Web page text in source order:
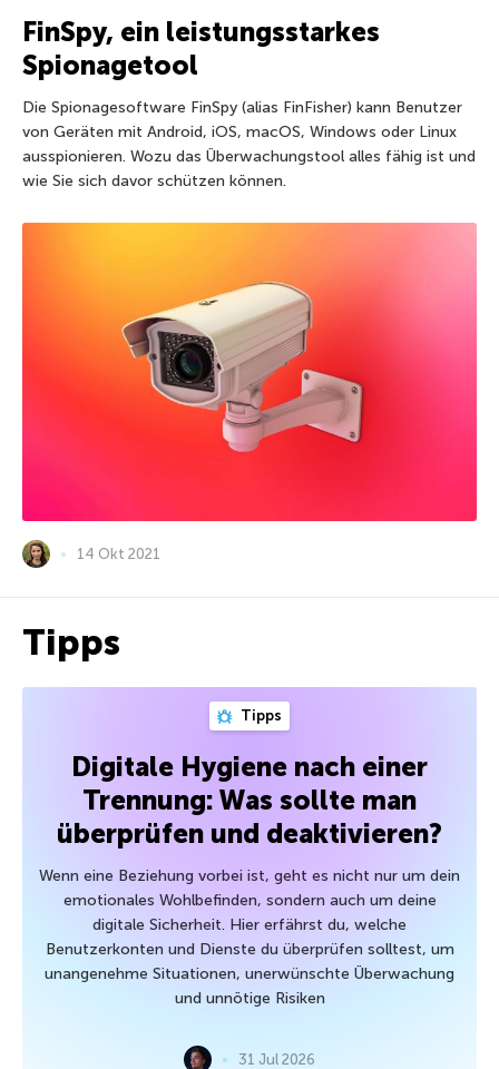
FinSpy, ein leistungsstarkes
Spionagetool
Die Spionagesoftware FinSpy (alias FinFisher) kann Benutzer
von Geräten mit Android, iOS, macOS, Windows oder Linux
ausspionieren. Wozu das Überwachungstool alles fähig ist und
wie Sie sich davor schützen können.
14 Okt 2021
Tipps
Tipps
Digitale Hygiene nach einer
Trennung: Was sollte man
überprüfen und deaktivieren?
Wenn eine Beziehung vorbei ist, geht es nicht nur um dein
emotionales Wohlbefinden, sondern auch um deine
digitale Sicherheit. Hier erfährst du, welche
Benutzerkonten und Dienste du überprüfen solltest, um
unangenehme Situationen, unerwünschte Überwachung
und unnötige Risiken
31 Jul 2026